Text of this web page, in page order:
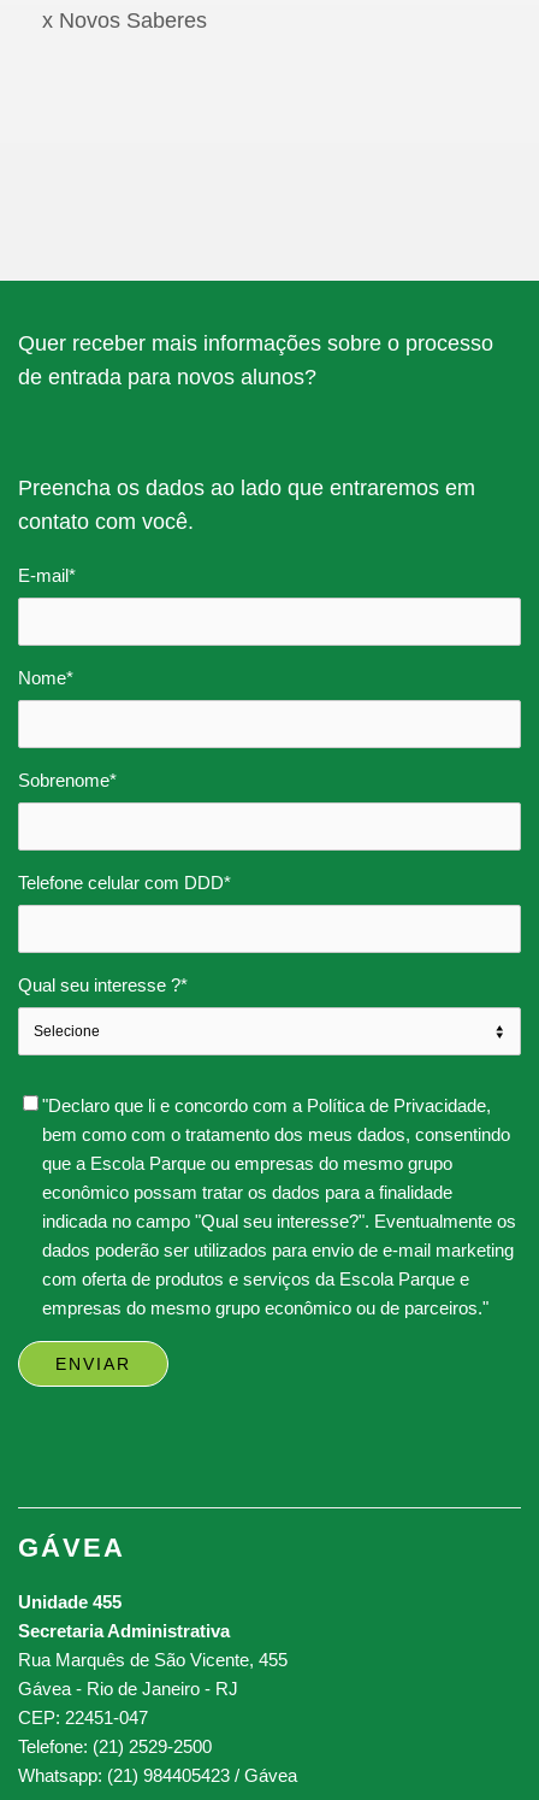
x Novos Saberes
Quer receber mais informações sobre o processo
de entrada para novos alunos?
Preencha os dados ao lado que entraremos em
contato com você.
E-mail*
Nome*
Sobrenome*
Telefone celular com DDD*
Qual seu interesse ?*
"Declaro que li e concordo com a Política de Privacidade,
bem como com o tratamento dos meus dados, consentindo
que a Escola Parque ou empresas do mesmo grupo
econômico possam tratar os dados para a finalidade
indicada no campo "Qual seu interesse?". Eventualmente os
dados poderão ser utilizados para envio de e-mail marketing
com oferta de produtos e serviços da Escola Parque e
empresas do mesmo grupo econômico ou de parceiros."
GÁVEA
Unidade 455
Secretaria Administrativa
Rua Marquês de São Vicente, 455
Gávea - Rio de Janeiro - RJ
CEP: 22451-047
Telefone: (21) 2529-2500
Whatsapp: (21) 984405423 / Gávea